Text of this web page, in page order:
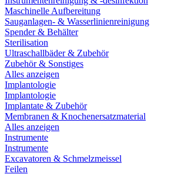
Maschinelle Aufbereitung
Sauganlagen- & Wasserlinienreinigung
Spender & Behälter
Sterilisation
Ultraschallbäder & Zubehör
Zubehör & Sonstiges
Alles anzeigen
Implantologie
Implantologie
Implantate & Zubehör
Membranen & Knochenersatzmaterial
Alles anzeigen
Instrumente
Instrumente
Excavatoren & Schmelzmeissel
Feilen